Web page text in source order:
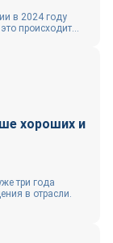
в 2024 году
происходит...
хороших и
три года
в отрасли.